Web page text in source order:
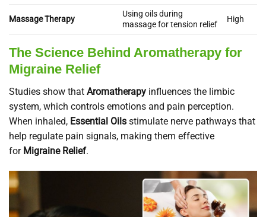
Massage Therapy
Using oils during
massage for tension relief
High
The Science Behind Aromatherapy for
Migraine Relief
Studies show that Aromatherapy influences the limbic
system, which controls emotions and pain perception.
When inhaled, Essential Oils stimulate nerve pathways that
help regulate pain signals, making them effective
for Migraine Relief.